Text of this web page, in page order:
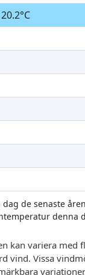
20.2°C
de senaste åren
denna
kan variera
vind. Vissa